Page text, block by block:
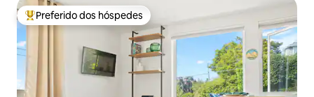
Entre os melhores preferidos dos hóspedes
Preferido dos hóspedes